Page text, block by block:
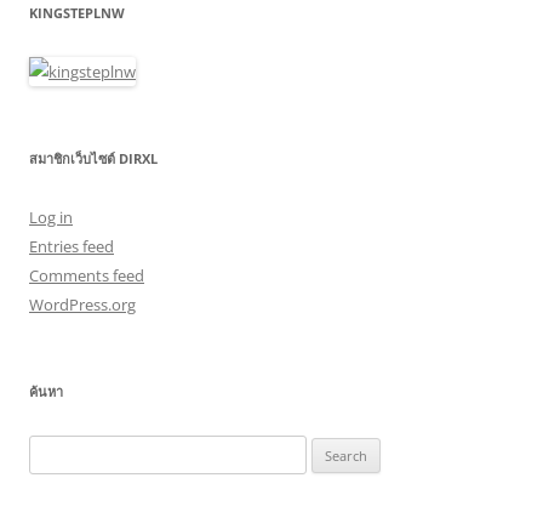
KINGSTEPLNW
สมาชิกเว็บไซต์ DIRXL
Log in
Entries feed
Comments feed
WordPress.org
ค้นหา
for: